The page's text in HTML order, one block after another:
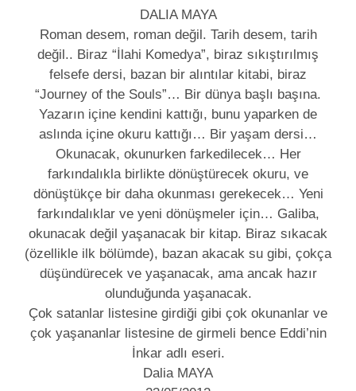
DALIA MAYA
Roman desem, roman değil. Tarih desem, tarih
değil.. Biraz “İlahi Komedya”, biraz sıkıştırılmış
felsefe dersi, bazan bir alıntılar kitabi, biraz
“Journey of the Souls”… Bir dünya başlı başına.
Yazarın içine kendini kattığı, bunu yaparken de
aslında içine okuru kattığı… Bir yaşam dersi…
Okunacak, okunurken farkedilecek… Her
farkındalıkla birlikte dönüştürecek okuru, ve
dönüştükçe bir daha okunması gerekecek… Yeni
farkındalıklar ve yeni dönüşmeler için… Galiba,
okunacak değil yaşanacak bir kitap. Biraz sıkacak
(özellikle ilk bölümde), bazan akacak su gibi, çokça
düşündürecek ve yaşanacak, ama ancak hazır
olunduğunda yaşanacak.
Çok satanlar listesine girdiği gibi çok okunanlar ve
çok yaşananlar listesine de girmeli bence Eddi’nin
İnkar adlı eseri.
Dalia MAYA